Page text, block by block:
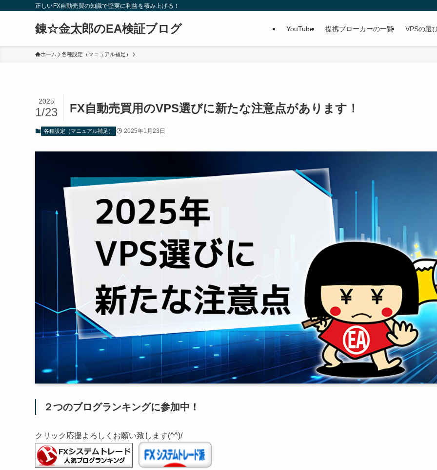
正しいFX自動売買の知識で堅実に利益を積み上げる！
錬☆金太郎のEA検証ブログ YouTube 提携ブローカーの一覧 VPSの選
ホーム 各種設定（マニュアル補足）
FX自動売買用のVPS選びに新たな注意点があります！
2025
1/23
各種設定（マニュアル補足） 2025年1月23日
２つのブログランキングに参加中！
クリック応援よろしくお願い致します(^^)/